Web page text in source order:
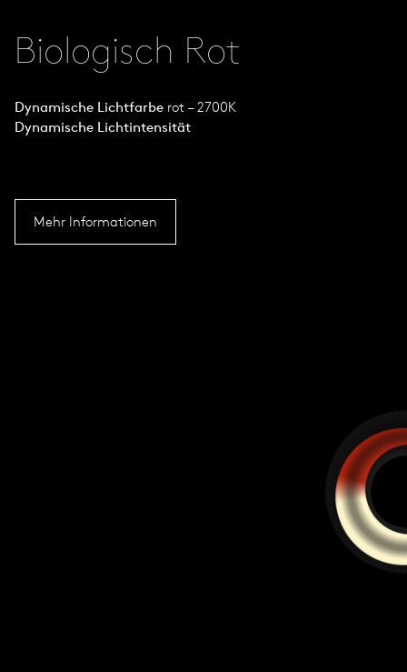
Biologisch Rot
Dynamische Lichtfarbe rot – 2700K
Dynamische Lichtintensität
Mehr Informationen